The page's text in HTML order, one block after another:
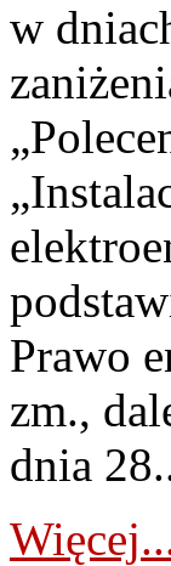
w
Prawo
zm.,
dnia